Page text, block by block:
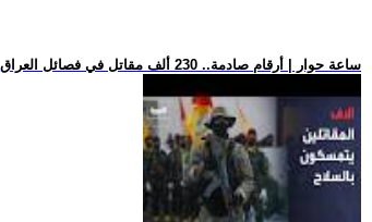
.. ساعة حوار | أرقام صادمة.. 230 ألف مقاتل في فصائل العراق ترفض